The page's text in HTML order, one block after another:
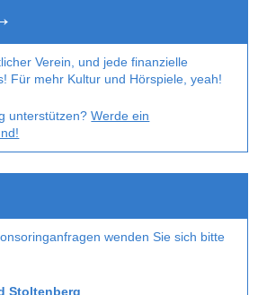
Verein, und jede finanzielle
Für mehr Kultur und Hörspiele, yeah!
unterstützen?Werde ein
wenden Sie sich bitte
Stoltenberg